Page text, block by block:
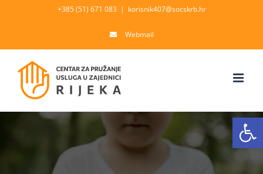
+385 (51) 671 083 | korisnik407@socskrb.hr
Webmail